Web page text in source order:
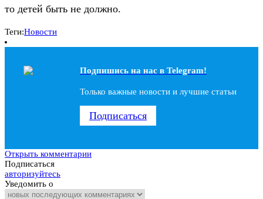
то детей быть не должно.
Теги:Новости
Подпишись на наc в Telegram!
Только важные новости и лучшие статьи
Подписаться
Открыть комментарии
Подписаться
авторизуйтесь
Уведомить о